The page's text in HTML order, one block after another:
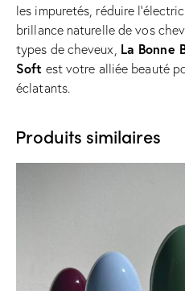
les impuretés, réduire
brillance naturelle de vos
types de cheveux, La Bonne
Soft est votre alliée beauté
éclatants.
Produits similaires